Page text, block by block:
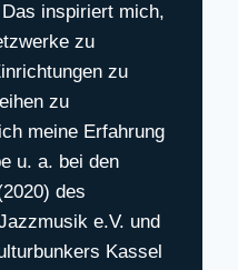
inspiriert mich,
zu
zu
zu
meine Erfahrung
u. a. bei den
des
e.V. und
Kassel